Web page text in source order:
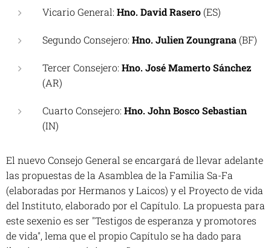
Vicario General: Hno. David Rasero(ES)
Segundo Consejero: Hno. Julien Zoungrana(BF)
Tercer Consejero: Hno. José Mamerto Sánchez
(AR)
Cuarto Consejero: Hno. John Bosco Sebastian
(IN)
El nuevo Consejo General se encargará de llevar adelante
las propuestas de la Asamblea de la Familia Sa-Fa
(elaboradas por Hermanos y Laicos) y el Proyecto de vida
del Instituto, elaborado por el Capítulo. La propuesta para
este sexenio es ser "Testigos de esperanza y promotores
de vida", lema que el propio Capítulo se ha dado para